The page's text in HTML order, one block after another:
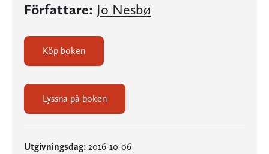
Författare: Jo Nesbø
Köp boken
Lyssna på boken
Utgivningsdag: 2016-10-06